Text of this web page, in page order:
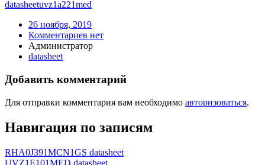
datasheetuvz1a221med
26 ноября, 2019
Комментариев нет
Администратор
datasheet
Добавить комментарий
Для отправки комментария вам необходимо авторизоваться.
Навигация по записям
RHA0J391MCN1GS datasheet
UVZ1E101MED datasheet